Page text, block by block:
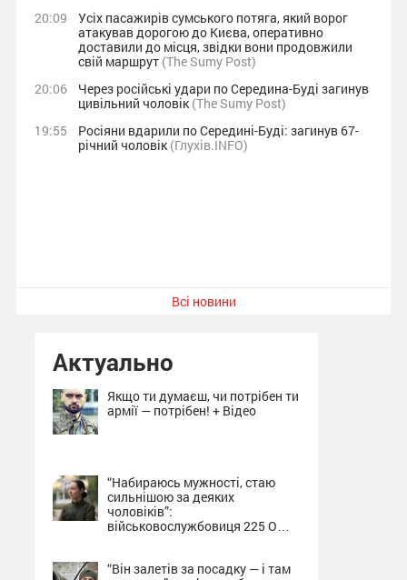
20:09
Усіх пасажирів сумського потяга, який ворог
атакував дорогою до Києва, оперативно
доставили до місця, звідки вони продовжили
свій маршрут (The Sumy Post)
20:06
Через російські удари по Середина-Буді загинув
цивільний чоловік(The Sumy Post)
19:55
Росіяни вдарили по Середині-Буді: загинув 67-
річний чоловік(Глухів.INFO)
Всі новини
Актуально
Якщо ти думаєш, чи потрібен ти
армії — потрібен! + Відео
“Набираюсь мужності, стаю
сильнішою за деяких
чоловіків”:
військовослужбовиця 225 ОШП
“Він залетів за посадку — і там